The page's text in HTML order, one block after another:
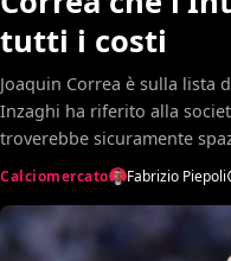
tutti i costi
Joaquin Correa è sulla lista
Inzaghi ha riferito alla
troverebbe sicuramente
Calciomercato Fabrizio Piepoli